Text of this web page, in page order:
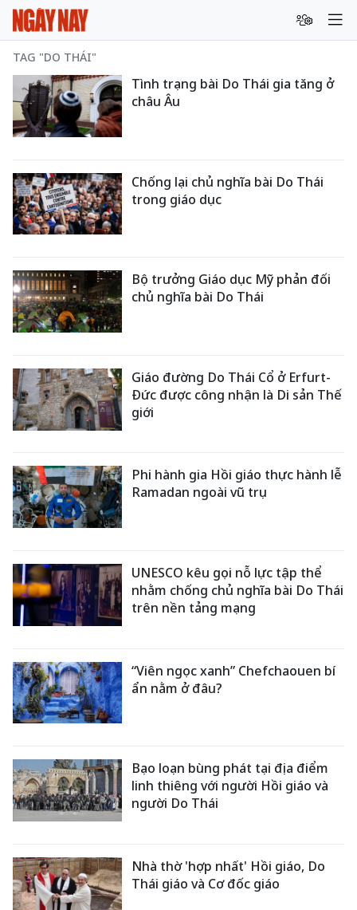
TAG "DO THÁI"
Tình trạng bài Do Thái gia tăng ở
châu Âu
Chống lại chủ nghĩa bài Do Thái
trong giáo dục
Bộ trưởng Giáo dục Mỹ phản đối
chủ nghĩa bài Do Thái
Giáo đường Do Thái Cổ ở Erfurt-
Đức được công nhận là Di sản Thế
giới
Phi hành gia Hồi giáo thực hành lễ
Ramadan ngoài vũ trụ
UNESCO kêu gọi nỗ lực tập thể
nhằm chống chủ nghĩa bài Do Thái
trên nền tảng mạng
“Viên ngọc xanh” Chefchaouen bí
ẩn nằm ở đâu?
Bạo loạn bùng phát tại địa điểm
linh thiêng với người Hồi giáo và
người Do Thái
Nhà thờ 'hợp nhất' Hồi giáo, Do
Thái giáo và Cơ đốc giáo